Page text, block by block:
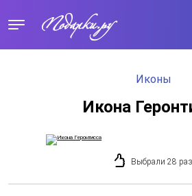
Иконы
Икона
Выбрали 28 раз